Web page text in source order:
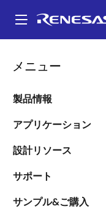
ン
メニュー
製品情報
アプリケーション
設計リソース
サポート
サンプル&ご購入
パ
ン
く
ず
サス アナ
このビデオ